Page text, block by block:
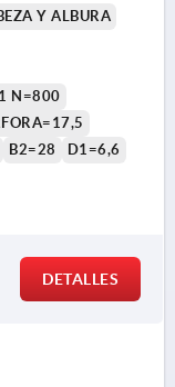
Y ALBURA
N=800
B2=28
D1=6,6
DETALLES